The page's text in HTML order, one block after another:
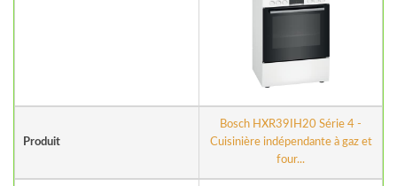
Produit
Bosch HXR39IH20 Série 4 -
Cuisinière indépendante à gaz et
four...